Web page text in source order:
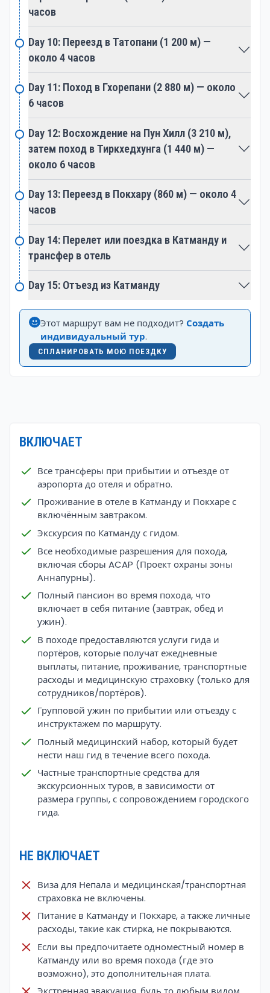
Для тех, кто ищет дополнительное приключение,
опциональный боковой поход к озеру Тиличо,
одному из самых высоких озёр в мире, предлагает
сложный обход с награждающими видами и
чувством достижения.
Путешествие проходит через древние деревни,
такие как Кагбени и Марфа, каждая из которых
погружена в историю и сохраняет уникальные
культурные практики. Эти деревни служат живыми
свидетельствами богатого наследия региона.
Поход по Аннапурнскому кругу завершается в
Наяпуле, давая путешественникам ощущение
достижения, когда они завершают обход
величественного массива Аннапурны. Этот финал
становится завершением всестороннего
путешествия, которое сочетает в себе физическую
в потрясающие пейзажи Гималаев.
часов
Day 10: Переезд в Татопани (1 200 м) —
около 4 часов
Day 11: Поход в Гхорепани (2 880 м) — около
6 часов
Day 12: Восхождение на Пун Хилл (3 210 м),
затем поход в Тиркхедхунга (1 440 м) —
около 6 часов
Day 13: Переезд в Покхару (860 м) — около 4
часов
Day 14: Перелет или поездка в Катманду и
трансфер в отель
Day 15: Отъезд из Катманду
Этот маршрут вам не подходит? Создать
индивидуальный тур.
СПЛАНИРОВАТЬ МОЮ ПОЕЗДКУ
ВКЛЮЧАЕТ
Все трансферы при прибытии и отъезде от
аэропорта до отеля и обратно.
Проживание в отеле в Катманду и Покхаре с
включённым завтраком.
Экскурсия по Катманду с гидом.
Все необходимые разрешения для похода,
включая сборы ACAP (Проект охраны зоны
Аннапурны).
Полный пансион во время похода, что
включает в себя питание (завтрак, обед и
ужин).
В походе предоставляются услуги гида и
портёров, которые получат ежедневные
выплаты, питание, проживание, транспортные
расходы и медицинскую страховку (только для
сотрудников/портёров).
Групповой ужин по прибытии или отъезду с
инструктажем по маршруту.
Полный медицинский набор, который будет
нести наш гид в течение всего похода.
Частные транспортные средства для
экскурсионных туров, в зависимости от
размера группы, с сопровождением городского
гида.
НЕ ВКЛЮЧАЕТ
Виза для Непала и медицинская/транспортная
страховка не включены.
Питание в Катманду и Покхаре, а также личные
расходы, такие как стирка, не покрываются.
Если вы предпочитаете одноместный номер в
Катманду или во время похода (где это
возможно), это дополнительная плата.